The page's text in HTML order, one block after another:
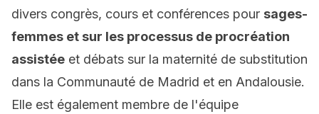
divers congrès, cours et conférences pour sages-
femmes et sur les processus de procréation
assistée et débats sur la maternité de substitution
dans la Communauté de Madrid et en Andalousie.
Elle est également membre de l'équipe